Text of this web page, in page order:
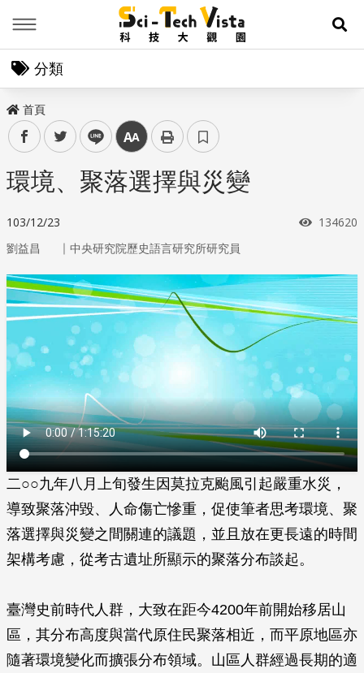
展
分類
首頁
facebooktwitter line 中
環境、聚落選擇與災變
103/12/23 瀏覽次數
134620
劉益昌 ｜ 中央研究院歷史語言研究所研究員
二○○九年八月上旬發生因莫拉克颱風引起嚴重水災，
導致聚落沖毀、人命傷亡慘重，促使筆者思考環境、聚
落選擇與災變之間關連的議題，並且放在更長遠的時間
架構考慮，從考古遺址所顯示的聚落分布談起。
臺灣史前時代人群，大致在距今4200年前開始移居山
區，其分布高度與當代原住民聚落相近，而平原地區亦
隨著環境變化而擴張分布領域。山區人群經過長期的適